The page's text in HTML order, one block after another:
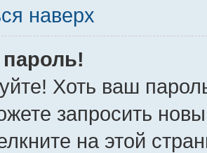
наверх
Хоть ваш
запросить
на этой